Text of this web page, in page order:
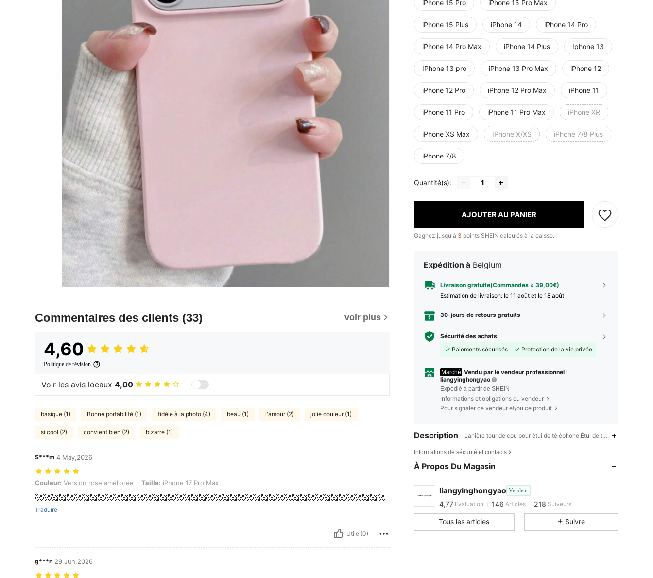
Commentaires des clients (33) Voir plus
4,60
Politique de révision
Voir les avis locaux 4,00
basique (1) Bonne portabilité (1) fidèle à la photo (4) beau (1) l'amour (2) jolie couleur (1)
si cool (2) convient bien (2) bizarre (1)
S***m 4 May,2026
Couleur: Version rose améliorée, Taille: iPhone 17 Pro Max
Couleur: Version rose améliorée Taille: iPhone 17 Pro Max
🥰🥰🥰🥰🥰🥰🥰🥰🥰🥰🥰🥰🥰🥰🥰🥰🥰🥰🥰🥰🥰🥰🥰🥰🥰🥰🥰🥰🥰🥰🥰🥰🥰🥰🥰🥰🥰🥰🥰🥰🥰🥰🥰🥰🥰
Traduire
Utile (0)
g***n 29 Jun,2026
iPhone 15 Pro iPhone 15 Pro Max
iPhone 15 Plus iPhone 14 iPhone 14 Pro
iPhone 14 Pro Max iPhone 14 Plus Iphone 13
IPhone 13 pro iPhone 13 Pro Max iPhone 12
iPhone 12 Pro iPhone 12 Pro Max iPhone 11
iPhone 11 Pro iPhone 11 Pro Max iPhone XR
iPhone XS Max IPhone X/XS iPhone 7/8 Plus
iPhone 7/8
Quantité(s):
AJOUTER AU PANIER
Gagnez jusqu'à 3 points SHEIN calculés à la caisse.
Expédition à Belgium
Livraison gratuite(Commandes ≥ 39,00€)
Estimation de livraison: le 11 août et le 18 août
30-jours de retours gratuits
Sécurité des achats
Paiements sécurisés
Protection de la vie privée
Marché Vendu par le vendeur professionnel :
liangyinghongyao
Expédié à partir de SHEIN
Informations et obligations du vendeur
Pour signaler ce vendeur et/ou ce produit
Description Lanière tour de cou pour étui de téléphone,Étui de téléphone avec
Informations de sécurité et contacts
À Propos Du Magasin
liangyinghongyao Vendeur
4,77
146
4,77 Evaluation 146 Articles 218 Suiveurs
Tous les articles Suivre